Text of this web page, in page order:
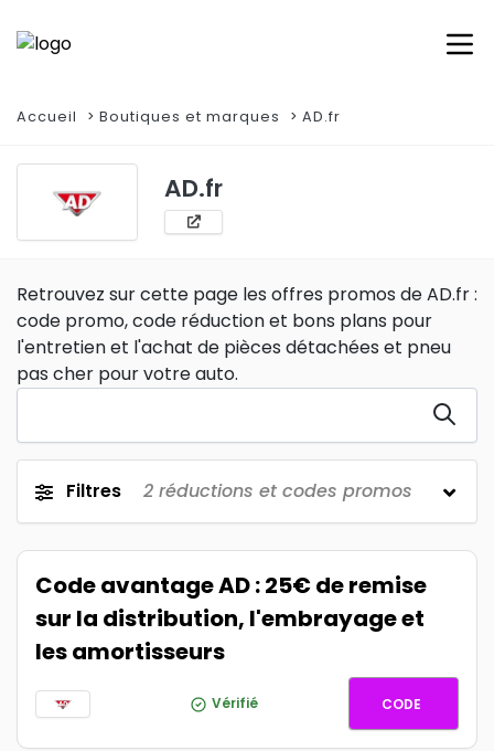
Accueil Boutiques et marques AD.fr
AD.fr
Retrouvez sur cette page les offres promos de AD.fr :
code promo, code réduction et bons plans pour
l'entretien et l'achat de pièces détachées et pneu
pas cher pour votre auto.
Filtres 2 réductions et codes promos
Code avantage AD : 25€ de remise
sur la distribution, l'embrayage et
les amortisseurs
Vérifié ADAFI25
CODE